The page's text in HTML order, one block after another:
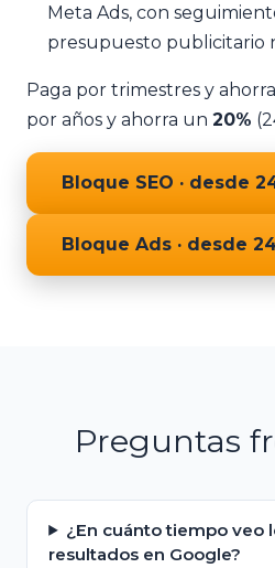
Meta Ads, con
presupuesto publicitario
Paga por trimestres y
por años y ahorra un 20%
Bloque SEO · desde
Bloque Ads · desde
Preguntas
¿En cuánto tiempo veo
resultados en Google?